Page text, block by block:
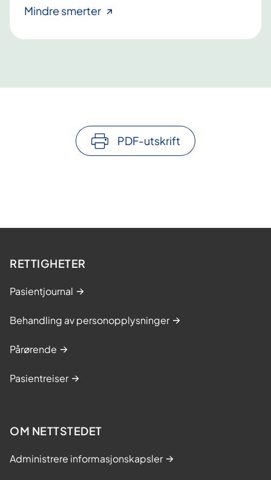
Mindre smerter
PDF-utskrift
RETTIGHETER
Pasientjournal
Behandling av personopplysninger
Pårørende
Pasientreiser
OM NETTSTEDET
Administrere informasjonskapsler